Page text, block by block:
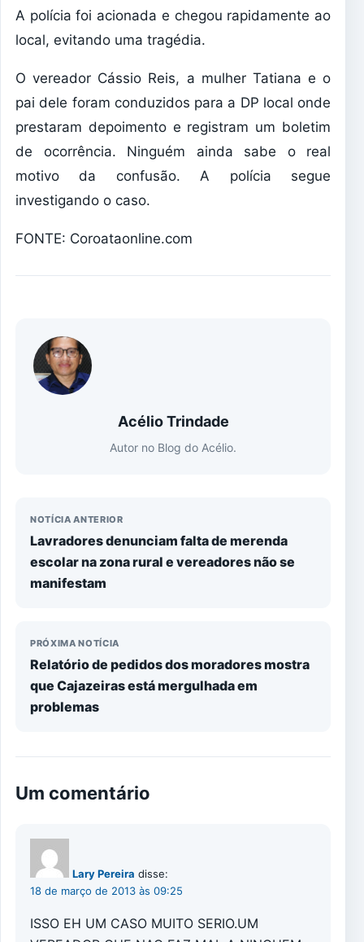
A polícia foi acionada e chegou rapidamente ao
local, evitando uma tragédia.
O vereador Cássio Reis, a mulher Tatiana e o
pai dele foram conduzidos para a DP local onde
prestaram depoimento e registram um boletim
de ocorrência. Ninguém ainda sabe o real
motivo da confusão. A polícia segue
investigando o caso.
FONTE: Coroataonline.com
Acélio Trindade
Autor no Blog do Acélio.
NOTÍCIA ANTERIOR
Lavradores denunciam falta de merenda
escolar na zona rural e vereadores não se
manifestam
PRÓXIMA NOTÍCIA
Relatório de pedidos dos moradores mostra
que Cajazeiras está mergulhada em
problemas
Um comentário
Lary Pereira disse:
18 de março de 2013 às 09:25
ISSO EH UM CASO MUITO SERIO.UM